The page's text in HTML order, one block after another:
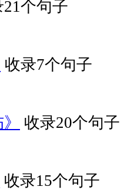
21个句子
收录7个句子
收录20个句子
收录15个句子